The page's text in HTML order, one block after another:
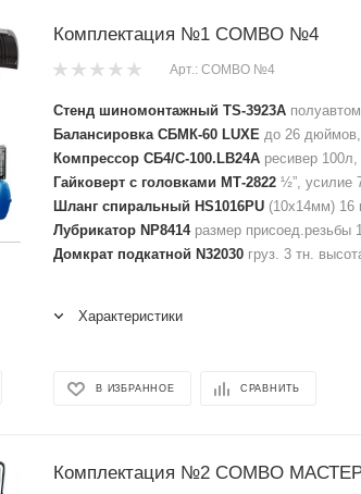
Комплектация №1 COMBO №4
Арт.: COMBO №4
Стенд шиномонтажный TS-3923A
Балансировка СБМК-60 LUXE до 26
Компрессор СБ4/С-100.LB24A ресивер
Гайковерт с головками МТ-2822 ½”, усилие
Шланг спиральный HS1016PU (10х14мм) 16
Лубрикатор NP8414размер присоед.резьбы
Домкрат подкатной N32030 груз. 3 тн.
Характеристики
В ИЗБРАННОЕ СРАВНИТЬ
Комплектация №2 COMBO